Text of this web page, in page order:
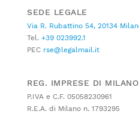
SEDE LEGALE
Via R. Rubattino 54, 20134
Tel. +39 023992.1
PEC rse@legalmail.it
REG. IMPRESE DI MILANO
P.IVA e C.F. 05058230961
R.E.A. di Milano n. 1793295